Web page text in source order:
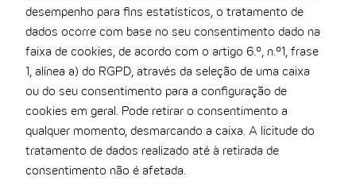
desempenho para fins estatísticos, o tratamento de
dados ocorre com base no seu consentimento dado na
faixa de cookies, de acordo com o artigo 6.º, n.º1, frase
1, alínea a) do RGPD, através da seleção de uma caixa
ou do seu consentimento para a configuração de
cookies em geral. Pode retirar o consentimento a
qualquer momento, desmarcando a caixa. A licitude do
tratamento de dados realizado até à retirada de
consentimento não é afetada.